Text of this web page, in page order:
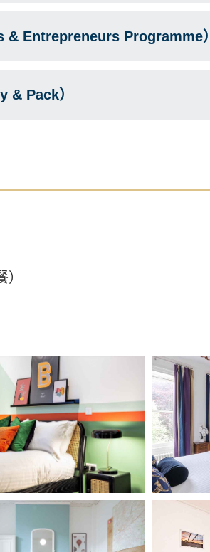
& Entrepreneurs Programme）
& Pack）